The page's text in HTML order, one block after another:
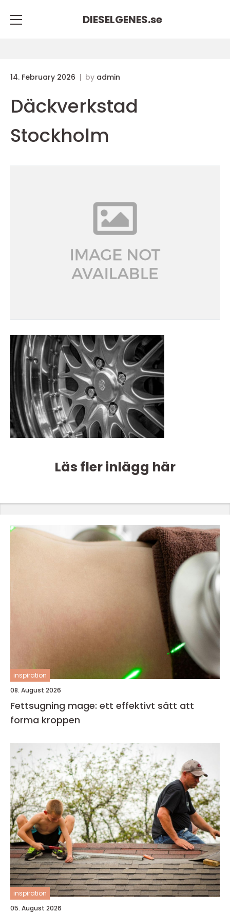
DIESELGENES.se
14. February 2026 by admin
Däckverkstad
Stockholm
Läs fler inlägg här
inspiration
08. August 2026
Fettsugning mage: ett effektivt sätt att
forma kroppen
inspiration
05. August 2026